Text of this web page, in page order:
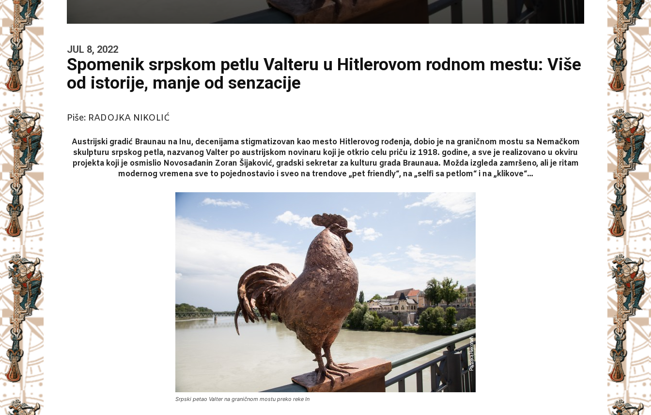
JUL 8, 2022
Spomenik srpskom petlu Valteru u Hitlerovom rodnom mestu: Više
od istorije, manje od senzacije
Piše: RADOJKA NIKOLIĆ
Austrijski gradić Braunau na Inu, decenijama stigmatizovan kao mesto Hitlerovog rođenja, dobio je na graničnom mostu sa Nemačkom
skulpturu srpskog petla, nazvanog Valter po austrijskom novinaru koji je otkrio celu priču iz 1918. godine, a sve je realizovano u okviru
projekta koji je osmislio Novosađanin Zoran Šijaković, gradski sekretar za kulturu grada Braunaua. Možda izgleda zamršeno, ali je ritam
modernog vremena sve to pojednostavio i sveo na trendove „pet friendly“, na „selfi sa petlom“ i na „klikove“…
Srpski petao Valter na graničnom mostu preko reke In